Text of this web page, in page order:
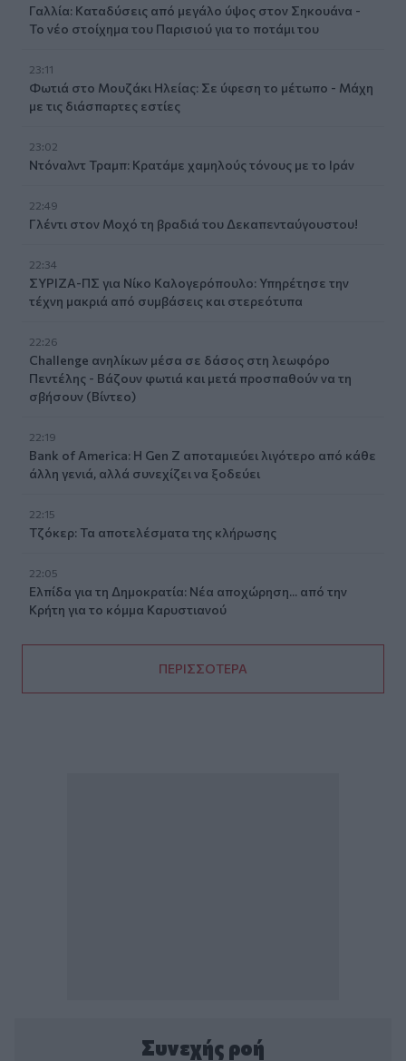
Γαλλία: Καταδύσεις από μεγάλο ύψος στον Σηκουάνα -
Το νέο στοίχημα του Παρισιού για το ποτάμι του
23:11
Φωτιά στο Μουζάκι Ηλείας: Σε ύφεση το μέτωπο - Μάχη
με τις διάσπαρτες εστίες
23:02
Ντόναλντ Τραμπ: Κρατάμε χαμηλούς τόνους με το Ιράν
22:49
Γλέντι στον Μοχό τη βραδιά του Δεκαπενταύγουστου!
22:34
ΣΥΡΙΖΑ-ΠΣ για Νίκο Καλογερόπουλο: Υπηρέτησε την
τέχνη μακριά από συμβάσεις και στερεότυπα
22:26
Challenge ανηλίκων μέσα σε δάσος στη λεωφόρο
Πεντέλης - Βάζουν φωτιά και μετά προσπαθούν να τη
σβήσουν (Βίντεο)
22:19
Bank of America: Η Gen Z αποταμιεύει λιγότερο από κάθε
άλλη γενιά, αλλά συνεχίζει να ξοδεύει
22:15
Τζόκερ: Τα αποτελέσματα της κλήρωσης
22:05
Ελπίδα για τη Δημοκρατία: Νέα αποχώρηση... από την
Κρήτη για το κόμμα Καρυστιανού
ΠΕΡΙΣΣΟΤΕΡΑ
Συνεχής ροή